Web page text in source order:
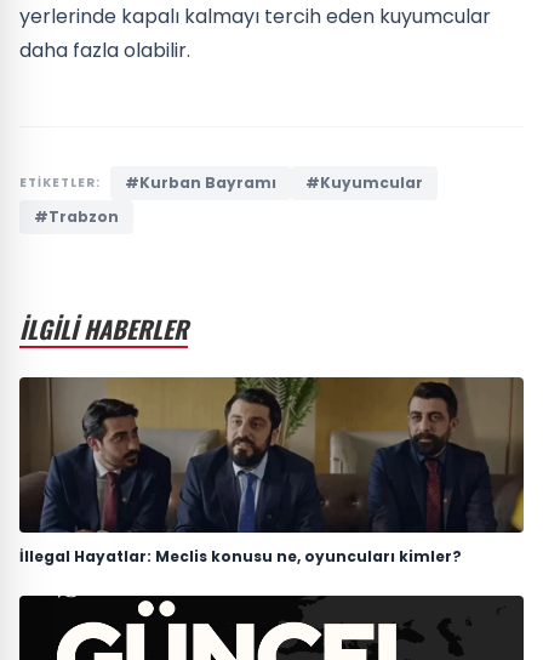
yerlerinde kapalı kalmayı tercih eden kuyumcular
daha fazla olabilir.
ETİKETLER: #Kurban Bayramı
#Kuyumcular
#Trabzon
İLGİLİ HABERLER
İllegal Hayatlar: Meclis konusu ne, oyuncuları kimler?